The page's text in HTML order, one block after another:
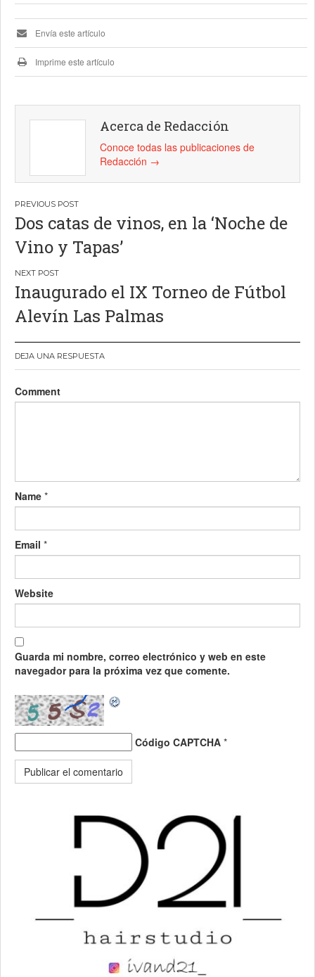
Envía este artículo
Imprime este artículo
Acerca de Redacción
Conoce todas las publicaciones de
Redacción →
Navegación
de
entradas
Dos catas de vinos, en la ‘Noche de
Vino y Tapas’
Inaugurado el IX Torneo de Fútbol
Alevín Las Palmas
DEJA UNA RESPUESTA
Comment
Name *
Email *
Website
Guarda mi nombre, correo electrónico y web en este
navegador para la próxima vez que comente.
Código CAPTCHA *